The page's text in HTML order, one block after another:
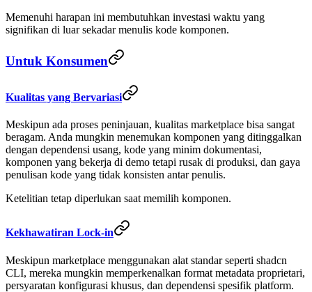
Memenuhi harapan ini membutuhkan investasi waktu yang
signifikan di luar sekadar menulis kode komponen.
Untuk Konsumen
Kualitas yang Bervariasi
Meskipun ada proses peninjauan, kualitas marketplace bisa sangat
beragam. Anda mungkin menemukan komponen yang ditinggalkan
dengan dependensi usang, kode yang minim dokumentasi,
komponen yang bekerja di demo tetapi rusak di produksi, dan gaya
penulisan kode yang tidak konsisten antar penulis.
Ketelitian tetap diperlukan saat memilih komponen.
Kekhawatiran Lock-in
Meskipun marketplace menggunakan alat standar seperti shadcn
CLI, mereka mungkin memperkenalkan format metadata proprietari,
persyaratan konfigurasi khusus, dan dependensi spesifik platform.